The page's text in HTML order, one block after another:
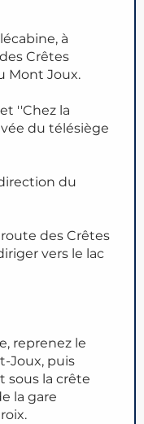
à
Crêtes
Mont Joux.
''Chez la
du télésiège
du
des Crêtes
vers le lac
reprenez le
Joux, puis
sous la crête
la gare